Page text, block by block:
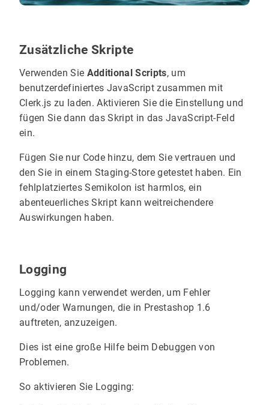
Zusätzliche Skripte
Verwenden Sie Additional Scripts, um
benutzerdefiniertes JavaScript zusammen mit
Clerk.js zu laden. Aktivieren Sie die Einstellung und
fügen Sie dann das Skript in das JavaScript-Feld
ein.
Fügen Sie nur Code hinzu, dem Sie vertrauen und
den Sie in einem Staging-Store getestet haben. Ein
fehlplatziertes Semikolon ist harmlos, ein
abenteuerliches Skript kann weitreichendere
Auswirkungen haben.
Logging
Logging kann verwendet werden, um Fehler
und/oder Warnungen, die in Prestashop 1.6
auftreten, anzuzeigen.
Dies ist eine große Hilfe beim Debuggen von
Problemen.
So aktivieren Sie Logging: